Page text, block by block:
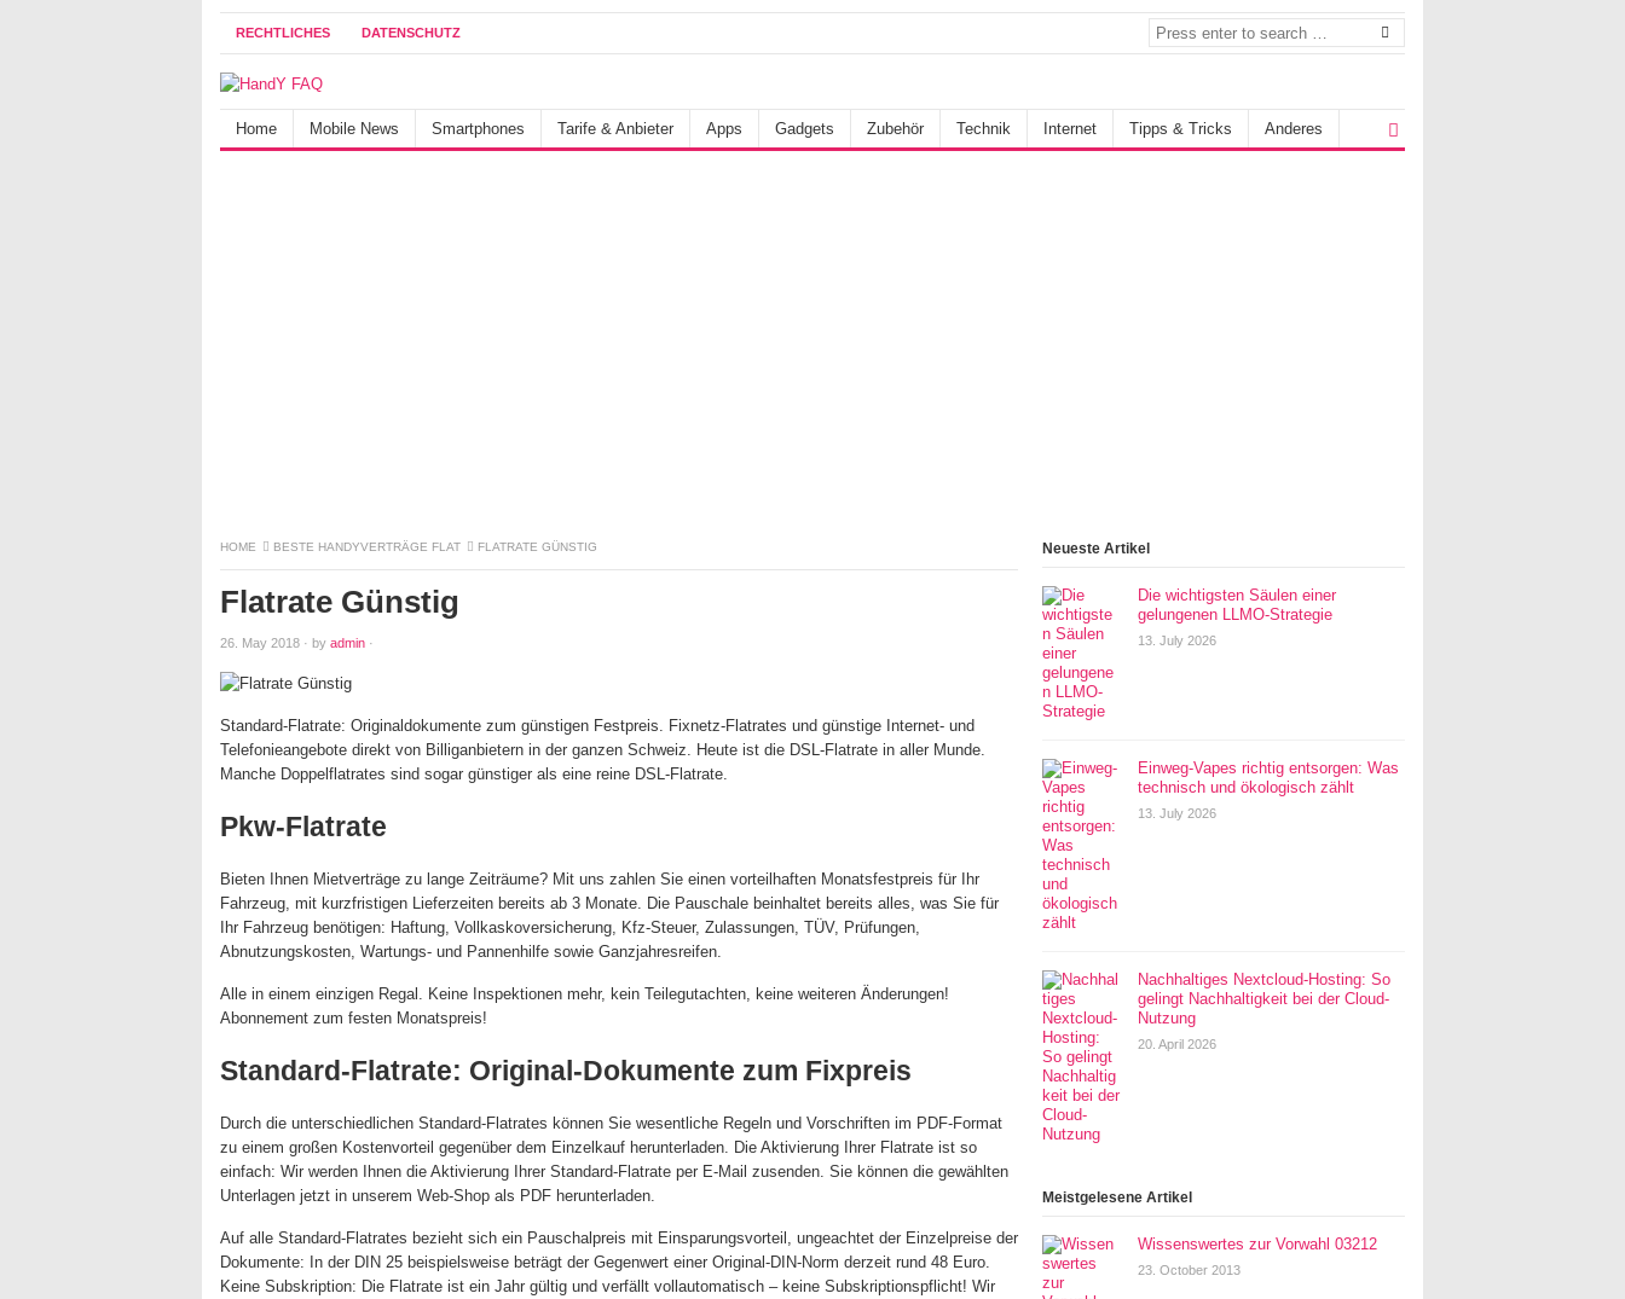
RECHTLICHES DATENSCHUTZ
Home Mobile News Smartphones Tarife & Anbieter Apps Gadgets Zubehör Technik Internet Tipps & Tricks Anderes
HOME BESTE HANDYVERTRÄGE FLAT FLATRATE GÜNSTIG
Flatrate Günstig
26. May 2018 · by admin ·
Standard-Flatrate: Originaldokumente zum günstigen Festpreis. Fixnetz-Flatrates und günstige Internet- und
Telefonieangebote direkt von Billiganbietern in der ganzen Schweiz. Heute ist die DSL-Flatrate in aller Munde.
Manche Doppelflatrates sind sogar günstiger als eine reine DSL-Flatrate.
Pkw-Flatrate
Bieten Ihnen Mietverträge zu lange Zeiträume? Mit uns zahlen Sie einen vorteilhaften Monatsfestpreis für Ihr
Fahrzeug, mit kurzfristigen Lieferzeiten bereits ab 3 Monate. Die Pauschale beinhaltet bereits alles, was Sie für
Ihr Fahrzeug benötigen: Haftung, Vollkaskoversicherung, Kfz-Steuer, Zulassungen, TÜV, Prüfungen,
Abnutzungskosten, Wartungs- und Pannenhilfe sowie Ganzjahresreifen.
Alle in einem einzigen Regal. Keine Inspektionen mehr, kein Teilegutachten, keine weiteren Änderungen!
Abonnement zum festen Monatspreis!
Standard-Flatrate: Original-Dokumente zum Fixpreis
Durch die unterschiedlichen Standard-Flatrates können Sie wesentliche Regeln und Vorschriften im PDF-Format
zu einem großen Kostenvorteil gegenüber dem Einzelkauf herunterladen. Die Aktivierung Ihrer Flatrate ist so
einfach: Wir werden Ihnen die Aktivierung Ihrer Standard-Flatrate per E-Mail zusenden. Sie können die gewählten
Unterlagen jetzt in unserem Web-Shop als PDF herunterladen.
Auf alle Standard-Flatrates bezieht sich ein Pauschalpreis mit Einsparungsvorteil, ungeachtet der Einzelpreise der
Dokumente: In der DIN 25 beispielsweise beträgt der Gegenwert einer Original-DIN-Norm derzeit rund 48 Euro.
Keine Subskription: Die Flatrate ist ein Jahr gültig und verfällt vollautomatisch – keine Subskriptionspflicht! Wir
Neueste Artikel
Die wichtigsten Säulen einer
gelungenen LLMO-Strategie
13. July 2026
Einweg-Vapes richtig entsorgen: Was
technisch und ökologisch zählt
13. July 2026
Nachhaltiges Nextcloud-Hosting: So
gelingt Nachhaltigkeit bei der Cloud-
Nutzung
20. April 2026
Meistgelesene Artikel
Wissenswertes zur Vorwahl 03212
23. October 2013